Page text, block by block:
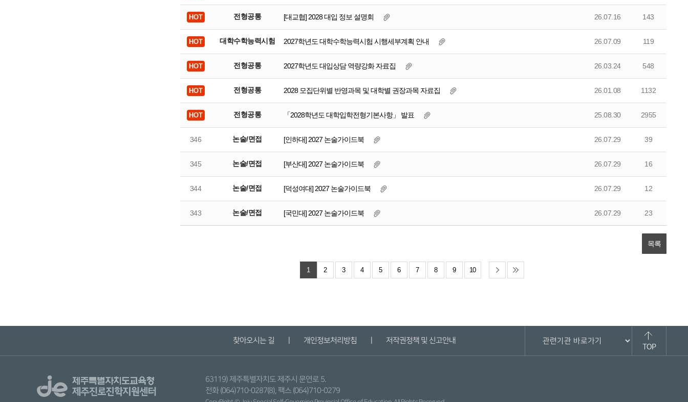
전형공통 [대교협] 2028 대입 정보 설명회 26.07.16 143
대학수학능력시험 2027학년도 대학수학능력시험 시행세부계획 안내 26.07.09 119
전형공통 2027학년도 대입상담 역량강화 자료집 26.03.24 548
전형공통 2028 모집단위별 반영과목 및 대학별 권장과목 자료집 26.01.08 1132
전형공통 「2028학년도 대학입학전형기본사항」 발표 25.08.30 2955
346 논술/면접 [인하대] 2027 논술가이드북 26.07.29 39
345 논술/면접 [부산대] 2027 논술가이드북 26.07.29 16
344 논술/면접 [덕성여대] 2027 논술가이드북 26.07.29 12
343 논술/면접 [국민대] 2027 논술가이드북 26.07.29 23
목록
1 2 3 4 5 6 7 8 9 10
찾아오시는 길 개인정보처리방침 저작권정책 및 신고안내
63119) 제주특별자치도 제주시 문연로 5.
전화 (064)710-0287(8), 팩스 (064)710-0279